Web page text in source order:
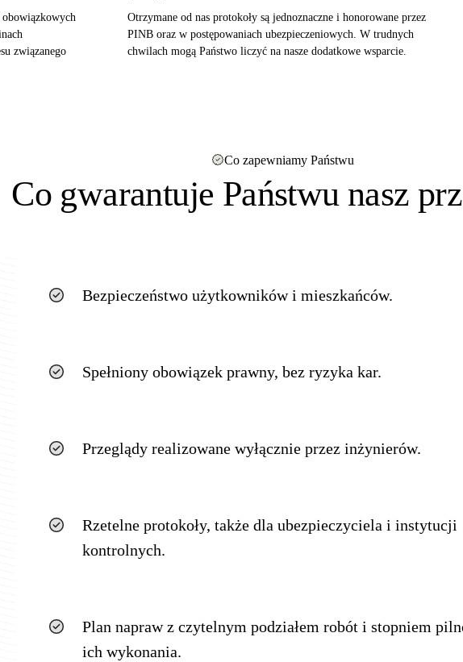
związanego
Otrzymane od nas protokoły są jednoznaczne i honorowane przez
PINB oraz w postępowaniach ubezpieczeniowych. W trudnych
chwilach mogą Państwo liczyć na nasze dodatkowe wsparcie.
Co zapewniamy Państwu
Co gwarantuje Państwu nasz
Bezpieczeństwo użytkowników i mieszkańców.
Spełniony obowiązek prawny, bez ryzyka kar.
Przeglądy realizowane wyłącznie przez inżynierów.
Rzetelne protokoły, także dla ubezpieczyciela i instytucji
kontrolnych.
Plan napraw z czytelnym podziałem robót i stopniem
ich wykonania.